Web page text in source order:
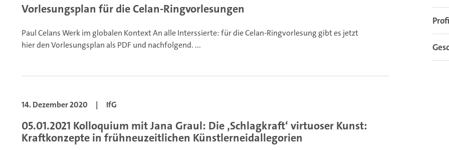
Vorlesungsplan für die Celan-Ringvorlesungen
Paul Celans Werk im globalen KontextAn alle Interssierte: für die Celan-Ringvorlesung gibt es jetzt
hier den Vorlesungsplan als PDF und nachfolgend. ...
14. Dezember 2020 | IfG
05.01.2021 Kolloquium mit Jana Graul: Die ‚Schlagkraft‘ virtuoser Kunst:
Kraftkonzepte in frühneuzeitlichen Künstlerneidallegorien